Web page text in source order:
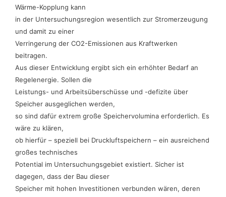
Wärme-Kopplung kann
in der Untersuchungsregion wesentlich zur Stromerzeugung
und damit zu einer
Verringerung der CO2-Emissionen aus Kraftwerken
beitragen.
Aus dieser Entwicklung ergibt sich ein erhöhter Bedarf an
Regelenergie. Sollen die
Leistungs- und Arbeitsüberschüsse und -defizite über
Speicher ausgeglichen werden,
so sind dafür extrem große Speichervolumina erforderlich. Es
wäre zu klären,
ob hierfür – speziell bei Druckluftspeichern – ein ausreichend
großes technisches
Potential im Untersuchungsgebiet existiert. Sicher ist
dagegen, dass der Bau dieser
Speicher mit hohen Investitionen verbunden wären, deren